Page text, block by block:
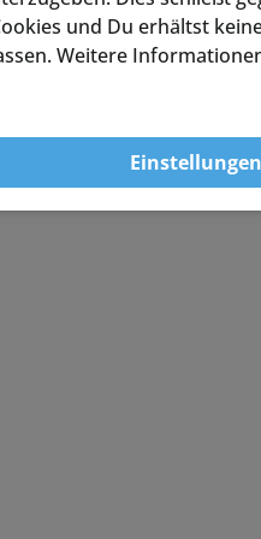
und Du erhältst
Weitere
Einstellungen